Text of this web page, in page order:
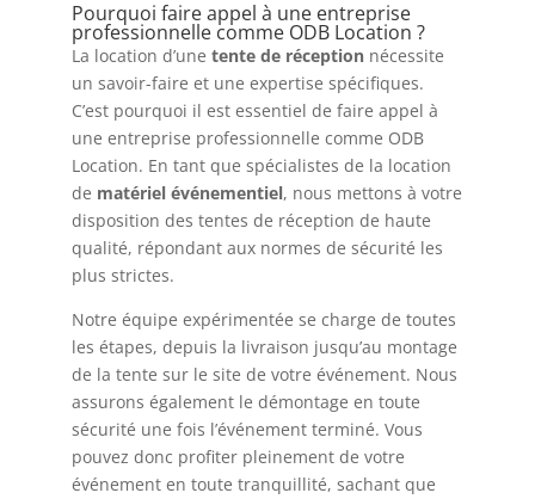
Pourquoi faire appel à une entreprise
professionnelle comme ODB Location ?
La location d’une tente de réceptionnécessite
un savoir-faire et une expertise spécifiques.
C’est pourquoi il est essentiel de faire appel à
une entreprise professionnelle comme ODB
Location. En tant que spécialistes de la location
de matériel événementiel, nous mettons à votre
disposition des tentes de réception de haute
qualité, répondant aux normes de sécurité les
plus strictes.
Notre équipe expérimentée se charge de toutes
les étapes, depuis la livraison jusqu’au montage
de la tente sur le site de votre événement. Nous
assurons également le démontage en toute
sécurité une fois l’événement terminé. Vous
pouvez donc profiter pleinement de votre
événement en toute tranquillité, sachant que